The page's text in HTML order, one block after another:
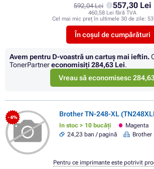
592,04 Lei 557,30 Lei
460,58 Lei fără TVA
Cel mai mic preț în ultimele 30 de zile:
În coșul de cumpărături
Avem pentru D-voastră un cartuș mai ieftin.
TonerPartnereconomisiţi 284,63 Lei.
Vreau să economisesc
- 6% Brother TN-248-XL
In stoc > 10 bucăți Magenta
24,23 ban / pagină
Brother
Pentru ce imprimante este potrivit